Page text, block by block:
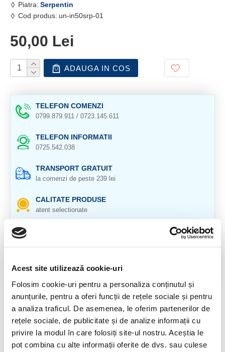
Acest site utilizează cookie-uri
Folosim cookie-uri pentru a personaliza conținutul și
anunțurile, pentru a oferi funcții de rețele sociale și pentru
a analiza traficul. De asemenea, le oferim partenerilor de
rețele sociale, de publicitate și de analize informații cu
privire la modul în care folosiți site-ul nostru. Aceștia le
pot combina cu alte informații oferite de dvs. sau culese
Piatra: Serpentin
Cod produs: un-in50srp-01
50,00 Lei
ADAUGA IN COS
TELEFON COMENZI
0799.879.911 / 0723.145.611
TELEFON INFORMATII
0725.542.038
TRANSPORT GRATUIT
la comenzi de peste 239 lei
CALITATE PRODUSE
atent selectionate
pentru toate produsele
DESCRIERE PRODUS
Origine: Peru
Cristal natural 100 %.